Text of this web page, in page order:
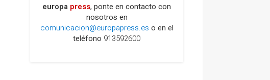
europa press, ponte en contacto con
nosotros en
comunicacion@europapress.es o en el
teléfono 913592600